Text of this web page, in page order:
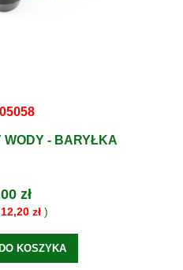
WODY - BARYŁKA
zł
12,20 zł)
DO KOSZYKA